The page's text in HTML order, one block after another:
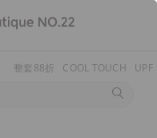
整套88折 COOL TOUCH